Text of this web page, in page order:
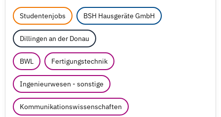
Studentenjobs BSH Hausgeräte GmbH
Dillingen an der Donau
BWL Fertigungstechnik
Ingenieurwesen - sonstige
Kommunikationswissenschaften